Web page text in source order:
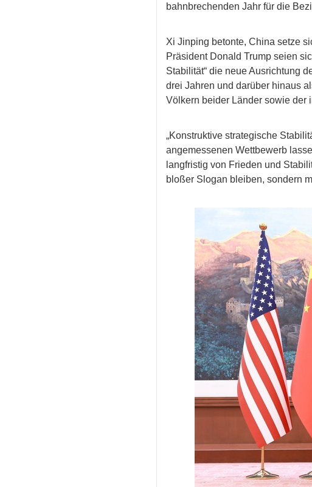
bahnbrechenden Jahr für die
Xi Jinping betonte, China setze
Präsident Donald Trump seien
Stabilität“ die neue Ausrichtung
drei Jahren und darüber hinaus
Völkern beider Länder sowie der
„Konstruktive strategische
angemessenen Wettbewerb
langfristig von Frieden und
bloßer Slogan bleiben, sondern